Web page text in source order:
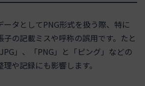
ータとしてPNG形式を扱う際、特に
の記載ミスや呼称の誤用です。たと
」、「PNG」と「ピング」などの
や記録にも影響します。